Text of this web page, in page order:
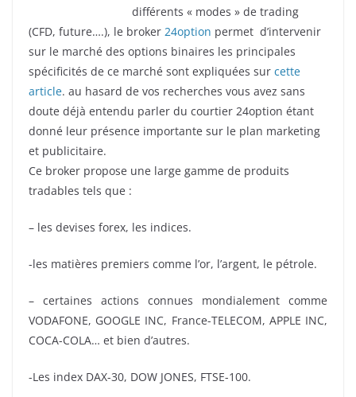
différents « modes » de trading
(CFD, future….), le broker 24option permet d’intervenir
sur le marché des options binaires les principales
spécificités de ce marché sont expliquées sur cette
article. au hasard de vos recherches vous avez sans
doute déjà entendu parler du courtier 24option étant
donné leur présence importante sur le plan marketing
et publicitaire.
Ce broker propose une large gamme de produits
tradables tels que :
– les devises forex, les indices.
-les matières premiers comme l’or, l’argent, le pétrole.
– certaines actions connues mondialement comme
VODAFONE, GOOGLE INC, France-TELECOM, APPLE INC,
COCA-COLA… et bien d’autres.
-Les index DAX-30, DOW JONES, FTSE-100.